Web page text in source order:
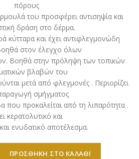
πόρους
του προσφέρει αντισηψία και
δράση στο δέρμα.
κύτταρα και έχει αντιφλεγμονώδη
στον έλεγχο όλων
Βοηθά στην πρόληψη των τοπικών
βλαβών του
μετά από φλεγμονές . Περιορίζει
σμήγματος
που προκαλείται από τη λιπαρότητα .
κερατολυτικό και
ενυδατικό αποτέλεσμα.
ΠΡΟΣΘΉΚΗ ΣΤΟ ΚΑΛΆΘΙ